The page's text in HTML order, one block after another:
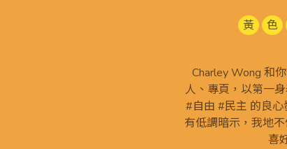
黃 色
Charley Wong 和
人、專頁，以第一
#自由 #民主 的良心
有低調暗示，我地
喜